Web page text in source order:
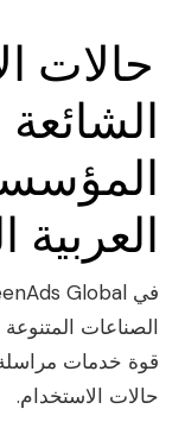
حالات
العربية
الصناعات
قوة خدمات
حالات الاستخدام.